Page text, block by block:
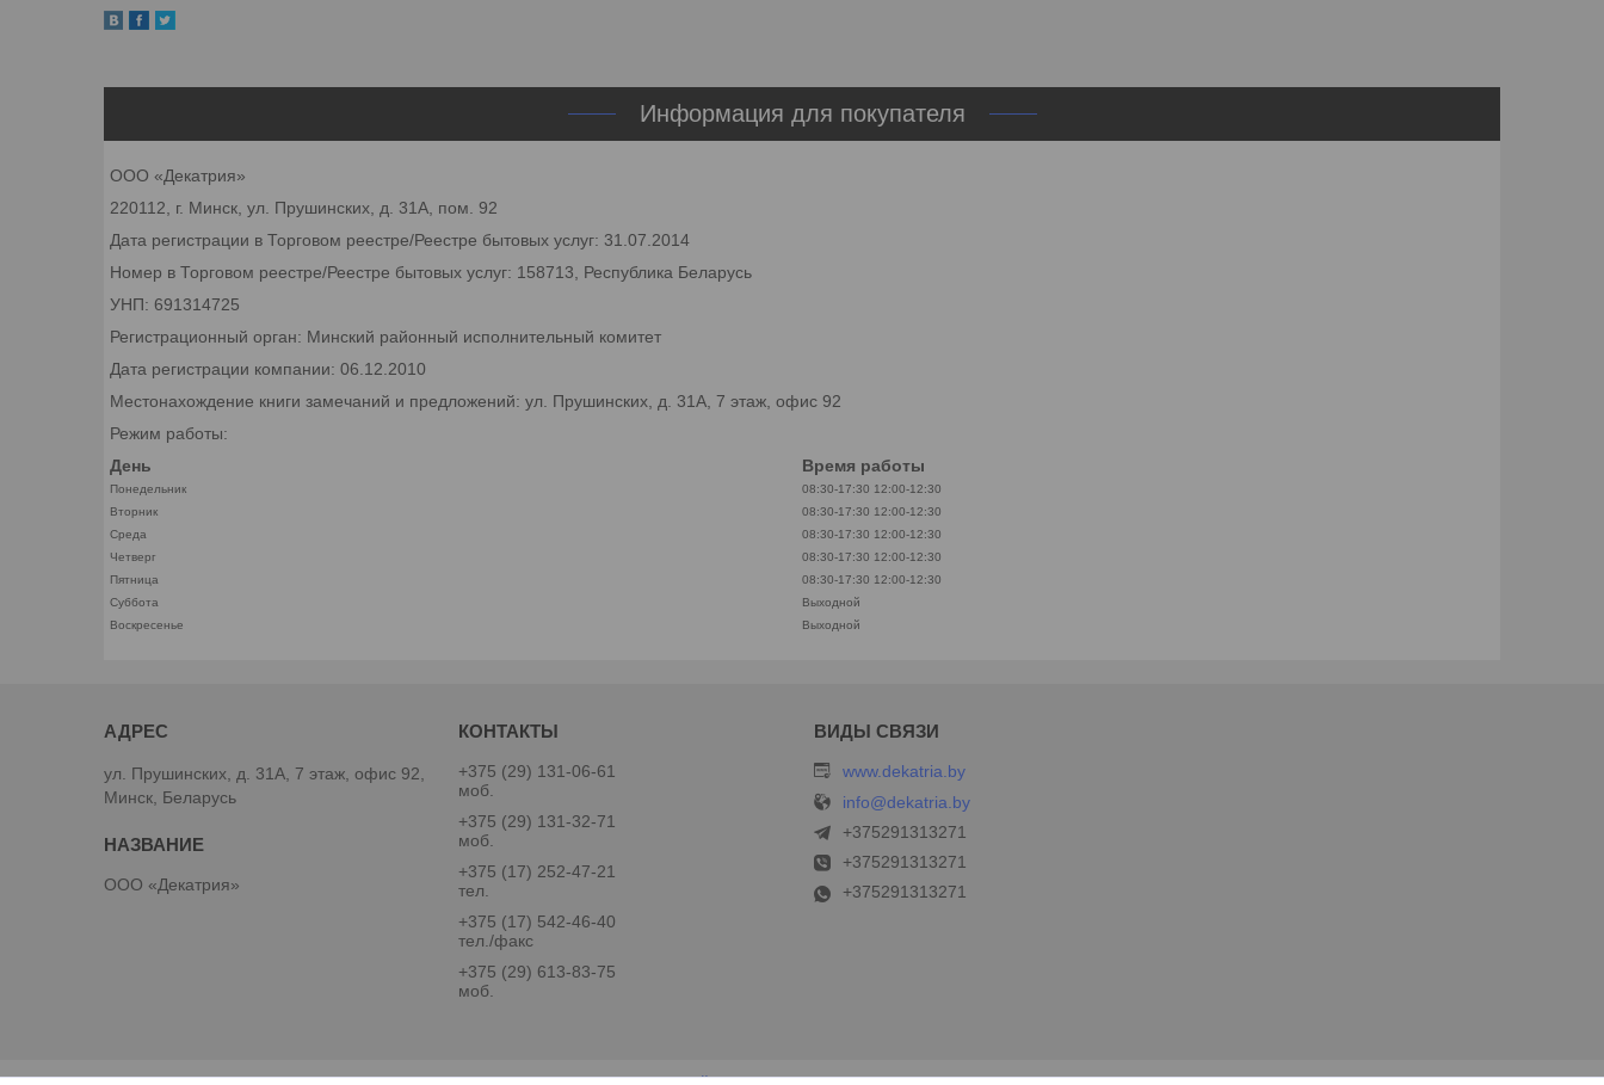
Информация для покупателя
ООО «Декатрия»
220112, г. Минск, ул. Прушинских, д. 31А, пом. 92
Дата регистрации в Торговом реестре/Реестре бытовых услуг: 31.07.2014
Номер в Торговом реестре/Реестре бытовых услуг: 158713, Республика Беларусь
УНП: 691314725
Регистрационный орган: Минский районный исполнительный комитет
Дата регистрации компании: 06.12.2010
Местонахождение книги замечаний и предложений: ул. Прушинских, д. 31А, 7 этаж, офис 92
Режим работы:
День
Время работы
Понедельник 08:30-17:30 12:00-12:30
Вторник
08:30-17:30 12:00-12:30
Среда
08:30-17:30 12:00-12:30
Четверг
08:30-17:30 12:00-12:30
Пятница
08:30-17:30 12:00-12:30
Суббота
Выходной
Воскресенье
Выходной
ул. Прушинских, д. 31А, 7 этаж, офис 92,
Минск, Беларусь
ООО «Декатрия»
+375 (29) 131-06-61
моб.
+375 (29) 131-32-71
моб.
+375 (17) 252-47-21
тел.
+375 (17) 542-46-40
тел./факс
+375 (29) 613-83-75
моб.
www.dekatria.by
info@dekatria.by
+375291313271
+375291313271
+375291313271